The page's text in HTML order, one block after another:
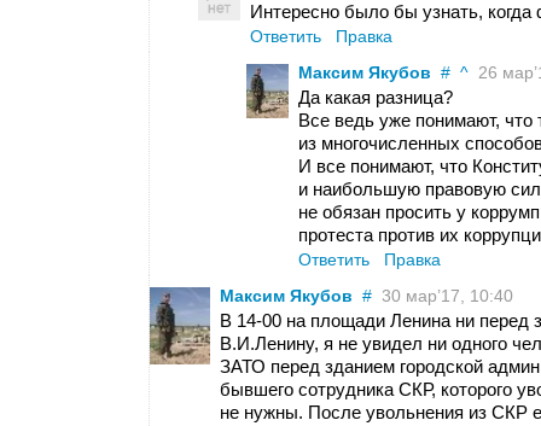
Интересно было бы узнать,
Ответить
Правка
Максим Якубов # ^ 26
Да какая разница?
Все ведь уже понимают,
из многочисленных
И все понимают, что
и наибольшую правовую
не обязан просить у
протеста против их
Ответить
Правка
Максим Якубов # 30 мар’17, 10:40
В 14-00 на площади Ленина ни перед
В.И.Ленину, я не увидел ни одного
ЗАТО перед зданием городской
бывшего сотрудника СКР, которого
не нужны. После увольнения из СКР